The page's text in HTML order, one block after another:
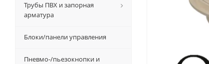
Трубы ПВХ и запорная
арматура
Блоки/панели управления
Пневмо-/пьезокнопки и